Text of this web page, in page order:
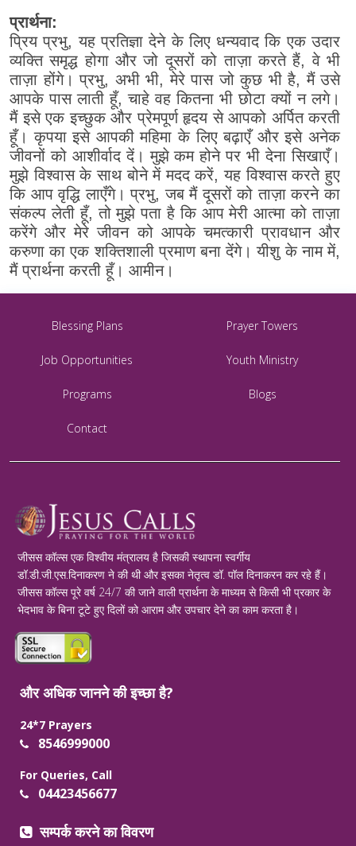
प्रार्थना:
प्रिय प्रभु, यह प्रतिज्ञा देने के लिए धन्यवाद कि एक उदार
व्यक्ति समृद्ध होगा और जो दूसरों को ताज़ा करते हैं, वे भी
ताज़ा होंगे। प्रभु, अभी भी, मेरे पास जो कुछ भी है, मैं उसे
आपके पास लाती हूँ, चाहे वह कितना भी छोटा क्यों न लगे।
मैं इसे एक इच्छुक और प्रेमपूर्ण हृदय से आपको अर्पित करती
हूँ। कृपया इसे आपकी महिमा के लिए बढ़ाएँ और इसे अनेक
जीवनों को आशीर्वाद दें। मुझे कम होने पर भी देना सिखाएँ।
मुझे विश्वास के साथ बोने में मदद करें, यह विश्वास करते हुए
कि आप वृद्धि लाएँगे। प्रभु, जब मैं दूसरों को ताज़ा करने का
संकल्प लेती हूँ, तो मुझे पता है कि आप मेरी आत्मा को ताज़ा
करेंगे और मेरे जीवन को आपके चमत्कारी प्रावधान और
करुणा का एक शक्तिशाली प्रमाण बना देंगे। यीशु के नाम में,
मैं प्रार्थना करती हूँ। आमीन।
Blessing Plans Prayer Towers
Job Opportunities Youth Ministry
Programs Blogs
Contact
जीसस कॉल्स एक विश्वीय मंत्रालय है जिसकी स्थापना स्वर्गीय
डॉ.डी.जी.एस.दिनाकरण ने की थी और इसका नेतृत्व डॉ. पॉल दिनाकरन कर रहे हैं।
जीसस कॉल्स पूरे वर्ष 24/7 की जाने वाली प्रार्थना के माध्यम से किसी भी प्रकार के
भेदभाव के बिना टूटे हुए दिलों को आराम और उपचार देने का काम करता है।
और अधिक जानने की इच्छा है?
24*7 Prayers
8546999000
For Queries, Call
04423456677
सम्पर्क करने का विवरण